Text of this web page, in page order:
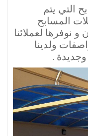
التي يتم
المسابح
لعملائنا
ولدينا
.